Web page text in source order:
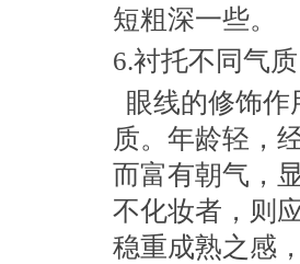
短粗深一些。
6.衬托不同气质
眼线的修饰
质。年龄轻，
而富有朝气，
不化妆者，则
稳重成熟之感